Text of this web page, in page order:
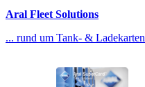
Aral Fleet Solutions
... rund um Tank- & Ladekarten